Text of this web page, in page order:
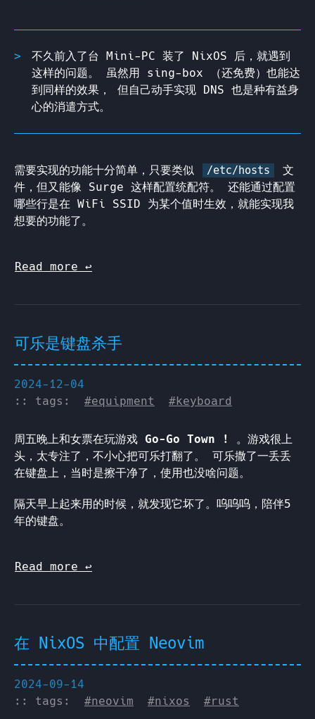
不久前入了台 Mini-PC 装了 NixOS 后，就遇到
这样的问题。 虽然用 sing-box （还免费）也能达
到同样的效果， 但自己动手实现 DNS 也是种有益身
心的消遣方式。
需要实现的功能十分简单，只要类似 /etc/hosts
文
件，但又能像 Surge 这样配置统配符。 还能通过配置
哪些行是在 WiFi SSID 为某个值时生效，就能实现我
想要的功能了。
Read more ↩︎
可乐是键盘杀手
2024-12-04
:: tags: #equipment #keyboard
周五晚上和女票在玩游戏 Go-Go Town !
。游戏很上
头，太专注了，不小心把可乐打翻了。 可乐撒了一丢丢
在键盘上，当时是擦干净了，使用也没啥问题。
隔天早上起来用的时候，就发现它坏了。呜呜呜，陪伴5
年的键盘。
Read more ↩︎
在 NixOS 中配置 Neovim
2024-09-14
:: tags: #neovim #nixos #rust